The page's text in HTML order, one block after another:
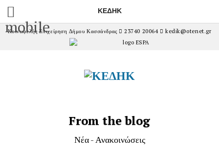
mobile
ΚΕΔΗΚ
Κοινωφελής Επιχείρηση Δήμου Κασσάνδρας 23740 20064 kedik@otenet.gr
From the blog
Νέα - Ανακοινώσεις